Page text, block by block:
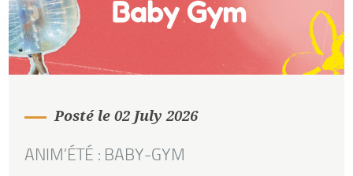
Posté le 02 July 2026
ANIM’ÉTÉ : BABY-GYM